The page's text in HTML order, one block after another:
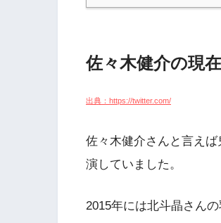
佐々木健介の現
出典：https://twitter.com/
佐々木健介さんと言え
演していました。
2015年には北斗晶さん